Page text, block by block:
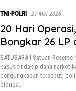
TNI-POLRI 21 Mei 2026
20 Hari
Bongkar 26 LP
BATUBARA I Satuan
kasus tindak pidana
pengungkapan tersebut,
diduga…